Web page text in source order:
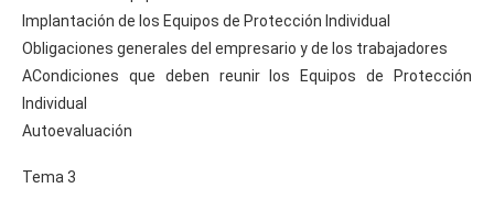
Implantación de los Equipos de Protección Individual
Obligaciones generales del empresario y de los trabajadores
ACondiciones que deben reunir los Equipos de Protección
Individual
Autoevaluación
Tema 3